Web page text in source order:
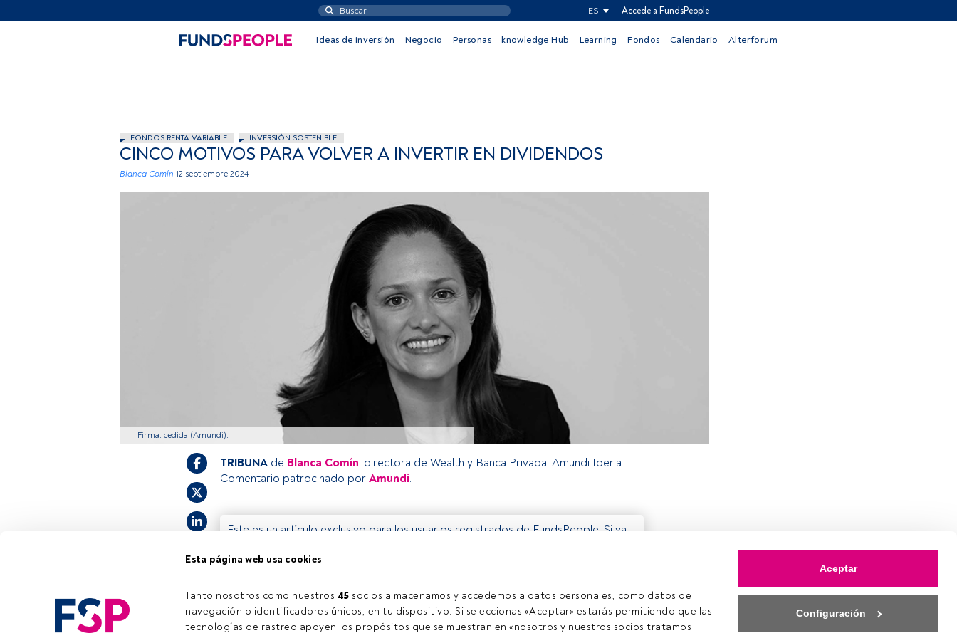
Esta página web usa cookies
Tanto nosotros como nuestros 45 socios almacenamos y accedemos a datos personales, como datos de
navegación o identificadores únicos, en tu dispositivo. Si seleccionas «Aceptar» estarás permitiendo que las
tecnologías de rastreo apoyen los propósitos que se muestran en «nosotros y nuestros socios tratamos
Aceptar
Configuración
ES Accede a FundsPeople
Ideas de inversión Negocio Personas knowledge Hub Learning Fondos Calendario Alterforum
FONDOS RENTA VARIABLE INVERSIÓN SOSTENIBLE
CINCO MOTIVOS PARA VOLVER A INVERTIR EN DIVIDENDOS
Blanca Comín 12 septiembre 2024
Firma: cedida (Amundi).
5 min.
TRIBUNA de Blanca Comín, directora de Wealth y Banca Privada, Amundi Iberia.
Comentario patrocinado por Amundi.
Este es un artículo exclusivo para los usuarios registrados de FundsPeople. Si ya
invitamos a registrarte y disfrutar de todo el universo que ofrece FundsPeople.